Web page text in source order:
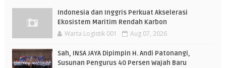
Indonesia dan Inggris Perkuat Akselerasi
Ekosistem Maritim Rendah Karbon
Warta Logistik 001 Aug 07, 2026
Sah, INSA JAYA Dipimpin H. Andi Patonangi,
Susunan Pengurus 40 Persen Wajah Baru